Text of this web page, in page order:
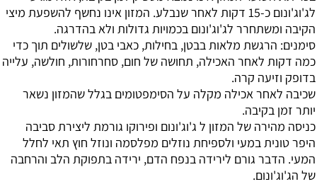
לג'וג'ונום כ-15 דקות לאחר שנבלע. המזון אינו נחשף להשפעת מיצי
הקיבה ומשתחרר לג'וג'ונום בכמויות גדולות ולא בהדרגה.
סימנים: הרגשת מלאות בבטן, בחילות, כאבי בטן, שלשולים תוך כדי
כמה דקות לאחר האכילה, תחושה של חום, סחרחורות, חולשה, עלייה
בדופק וזיעה קרה.
שכיבה לאחר אכילה מקלה על הסימפטומים בגלל שהמזון נשאר
יותר זמן בקיבה.
כניסה מהירה של המזון ל ג'וג'ונום ופירוקו גורמת ליצירת סביבה
היפר טונית במעי ולספיחת נוזלים מפלסמה ונוזל חוץ תאי לחלל
המעי. הדבר גורם לירידה בנפח הדם, ירידה בתפוקת הלב והרחבה
של הג'וג'ונום.